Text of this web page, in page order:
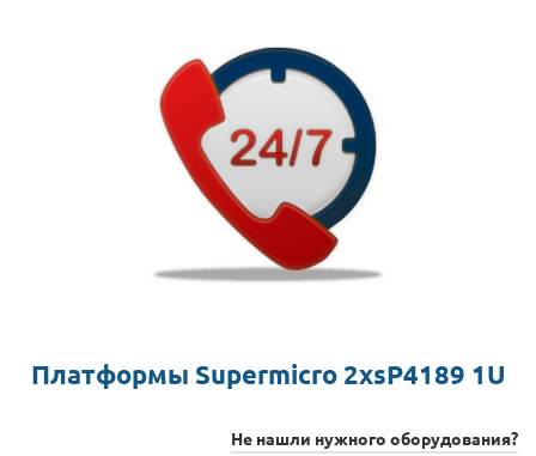
Платформы Supermicro 2xsP4189 1U
Не нашли нужного оборудования?